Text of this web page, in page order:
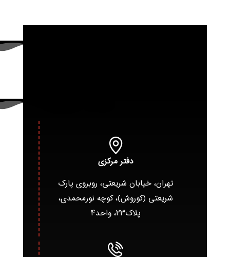
دفتر مرکزی
تهران، خیابان شریعتی، روبروی پارک
شریعتی (کوروش)، کوچه نورمحمدی،
پلاک۲۳، واحد۴